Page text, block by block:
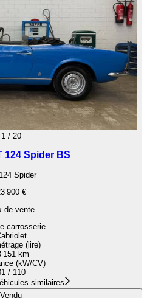
1 / 20
124 Spider BS
Spider
900 €
de vente
carrosserie
(lire)
151 km
(kW/CV)
/ 110
similaires
Vendu